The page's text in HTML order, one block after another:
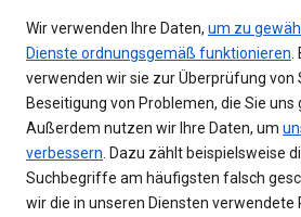
Wir verwenden Ihre Daten, um zu
Dienste ordnungsgemäß funktionieren
verwenden wir sie zur Überprüfung von
Beseitigung von Problemen, die Sie uns
Außerdem nutzen wir Ihre Daten, um
verbessern . Dazu zählt beispielsweise
Suchbegriffe am häufigsten falsch
wir die in unseren Diensten